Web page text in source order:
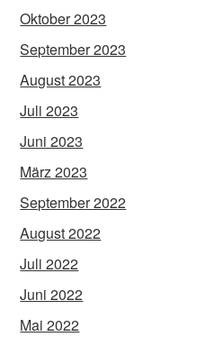
Oktober 2023
September 2023
August 2023
Juli 2023
Juni 2023
März 2023
September 2022
August 2022
Juli 2022
Juni 2022
Mai 2022